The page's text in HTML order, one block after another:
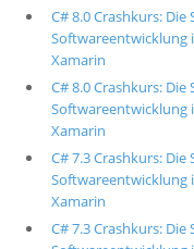
C# 8.0 Crashkurs:
Softwareentwicklung
Xamarin
C# 8.0 Crashkurs:
Softwareentwicklung
Xamarin
C# 7.3 Crashkurs:
Softwareentwicklung
Xamarin
C# 7.3 Crashkurs: